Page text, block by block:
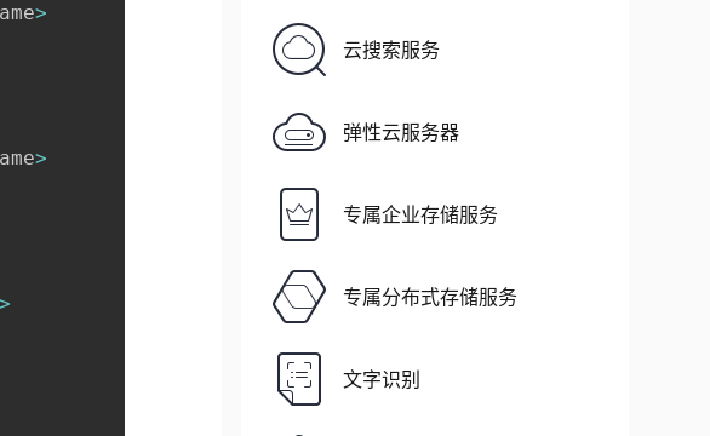
>
>
>
云搜索服务
弹性云服务器
专属企业存储服务
专属分布式存储服务
文字识别